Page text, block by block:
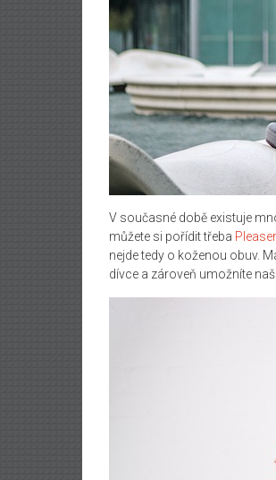
V současné době existuje
můžete si pořídit třeba
nejde tedy o koženou obuv.
dívce a zároveň umožníte